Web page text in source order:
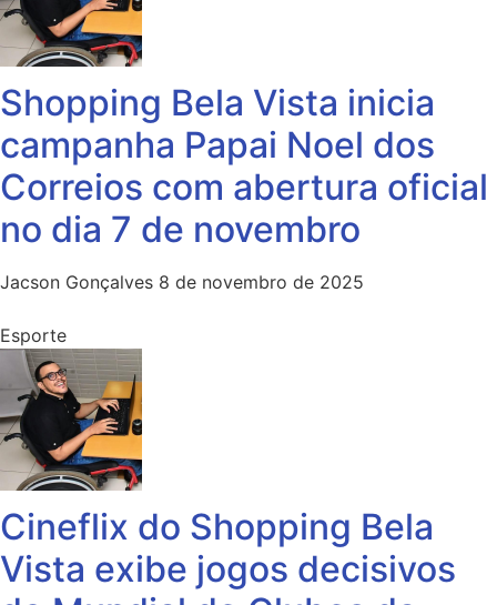
Shopping Bela Vista inicia
campanha Papai Noel dos
Correios com abertura oficial
no dia 7 de novembro
Jacson Gonçalves 8 de novembro de 2025
Esporte
Cineflix do Shopping Bela
Vista exibe jogos decisivos